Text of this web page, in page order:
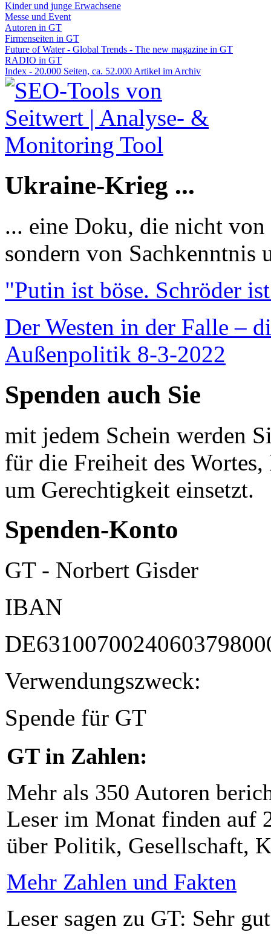
Kinder und junge Erwachsene
Messe und Event
Autoren in GT
Firmenseiten in GT
Future of Water - Global Trends - The new magazine in GT
RADIO in GT
Index - 20.000 Seiten, ca. 52.000 Artikel im Archiv
Ukraine-Krieg ...
... eine Doku, die nicht
sondern von Sachkenntnis
"Putin ist böse. Schröder
Der Westen in der Falle –
Außenpolitik 8-3-2022
Spenden auch Sie
mit jedem Schein werden
für die Freiheit des
um Gerechtigkeit einsetzt.
Spenden-Konto
GT - Norbert Gisder
IBAN
Verwendungszweck:
Spende für GT
GT in Zahlen:
Mehr als 350 Autoren
Leser im Monat finden auf
über Politik, Gesellschaft,
Mehr Zahlen und Fakten
Leser sagen zu GT: Sehr